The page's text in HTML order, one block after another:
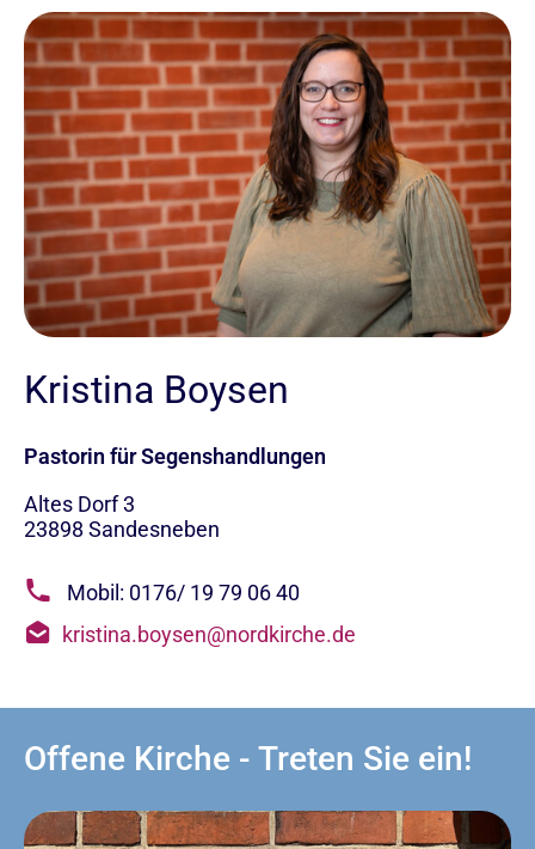
Kristina Boysen
Pastorin für Segenshandlungen
Altes Dorf 3
23898 Sandesneben
Mobil: 0176/ 19 79 06 40
kristina.boysen@nordkirche.de
Offene Kirche - Treten Sie ein!